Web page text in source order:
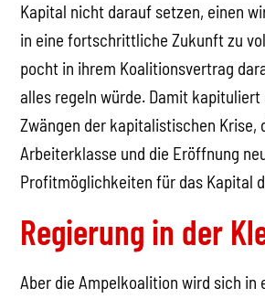
Kapital nicht darauf setzen, einen
in eine fortschrittliche Zukunft zu
pocht in ihrem Koalitionsvertrag
alles regeln würde. Damit kapituliert
Zwängen der kapitalistischen Krise,
Arbeiterklasse und die Eröffnung
Profitmöglichkeiten für das Kapital
Regierung in der
Aber die Ampelkoalition wird sich in